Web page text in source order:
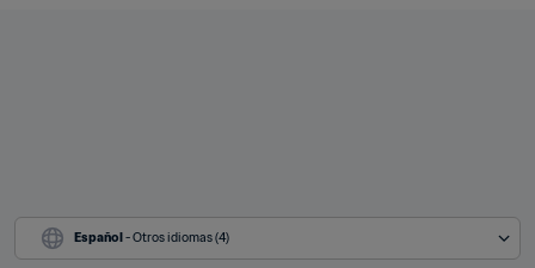
Español - Otros idiomas (4)